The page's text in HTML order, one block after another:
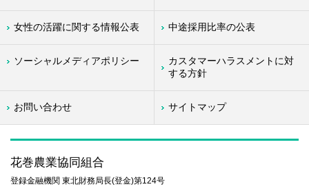
女性の活躍に関する情報公表 中途採用比率の公表
ソーシャルメディアポリシー
カスタマーハラスメントに対
する方針
お問い合わせ サイトマップ
花巻農業協同組合
登録金融機関 東北財務局長(登金)第124号